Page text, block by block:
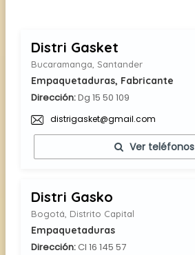
Distri Gasket
Bucaramanga, Santander
Empaquetaduras, Fabricante
Dirección:Dg 15 50 109
distrigasket@gmail.com
Ver teléfonos
Distri Gasko
Bogotá, Distrito Capital
Empaquetaduras
Dirección:Cl 16 145 57